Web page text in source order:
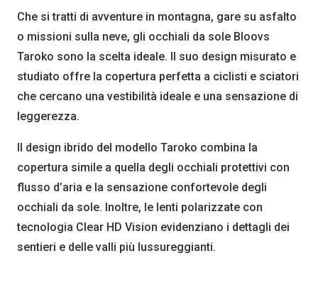
Che si tratti di avventure in montagna, gare su asfalto
o missioni sulla neve, gli occhiali da sole Bloovs
Taroko sono la scelta ideale. Il suo design misurato e
studiato offre la copertura perfetta a ciclisti e sciatori
che cercano una vestibilità ideale e una sensazione di
leggerezza.
Il design ibrido del modello Taroko combina la
copertura simile a quella degli occhiali protettivi con
flusso d’aria e la sensazione confortevole degli
occhiali da sole. Inoltre, le lenti polarizzate con
tecnologia Clear HD Vision evidenziano i dettagli dei
sentieri e delle valli più lussureggianti.